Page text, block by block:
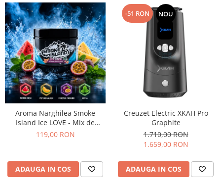
Aroma Narghilea Smoke
Island Ice LOVE - Mix de
pepene, fructul pasiunii si
119,00 RON
ADAUGA IN COS
-51 RON NOU
Creuzet Electric XKAH Pro
Graphite
1.710,00 RON
1.659,00 RON
ADAUGA IN COS